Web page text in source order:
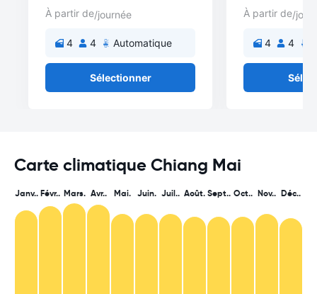
À partir de/journée
4 4 Automatique
Sélectionner
À partir de/
4 4
Carte climatique Chiang Mai
Janv.. Févr.. Mars. Avr.. Mai. Juin. Juil.. Août. Sept.. Oct.. Nov.. Déc..